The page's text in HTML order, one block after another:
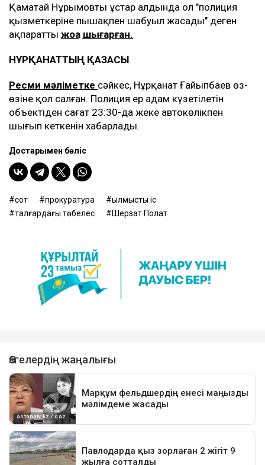
Қаматай Нұрымовты ұстар алдында ол "полиция
қызметкеріне пышақпен шабуыл жасады" деген
ақпаратты жоққа шығарған.
НҰРҚАНАТТЫҢ ҚАЗАСЫ
Ресми мәліметке сәйкес, Нұрқанат Ғайыпбаев өз-
өзіне қол салған. Полиция ер адам күзетілетін
объектіден сағат 23:30-да жеке автокөлікпен
шығып кеткенін хабарлады.
Достарыңмен бөліс
сот прокуратура
қылмыстық іс
талғардағы төбелес
Шерзат Полат